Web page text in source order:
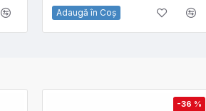
Adaugă în Coş
-36 %